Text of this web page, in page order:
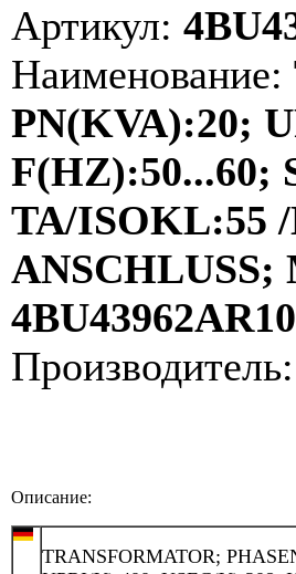
Артикул:
Наименование:
PN(KVA):20;
F(HZ):50...60;
TA/ISOKL:55
ANSCHLUSS;
Производитель:
Описание:
TRANSFORMATOR;